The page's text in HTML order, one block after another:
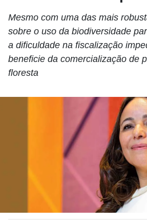
Mesmo com uma das mais
sobre o uso da biodiversidade
a dificuldade na fiscalização
beneficie da comercialização de
floresta